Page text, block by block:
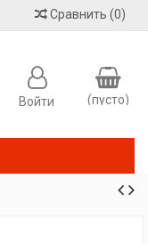
Сравнить (0)
(пусто)
Войти